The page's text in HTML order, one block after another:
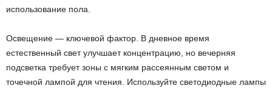
использование пола.
Освещение — ключевой фактор. В дневное время
естественный свет улучшает концентрацию, но вечерняя
подсветка требует зоны с мягким рассеянным светом и
точечной лампой для чтения. Используйте светодиодные лампы